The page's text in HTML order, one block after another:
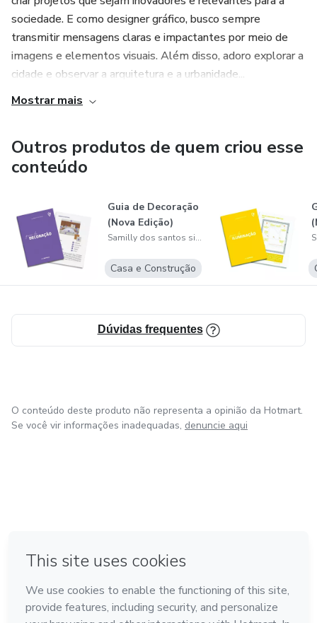
sociedade. E como designer gráfico, busco sempre
transmitir mensagens claras e impactantes por meio de
imagens e elementos visuais. Além disso, adoro explorar a
cidade e observar a arquitetura e a urbanidade...
Mostrar mais
Outros produtos de quem criou esse
conteúdo
Guia de Decoração
(Nova Edição)
Samilly dos santos silva
Casa e Construção
Dúvidas frequentes
O conteúdo deste produto não representa a opinião da Hotmart.
Se você vir informações inadequadas, denuncie aqui
Feito com ❤ em Bogotá